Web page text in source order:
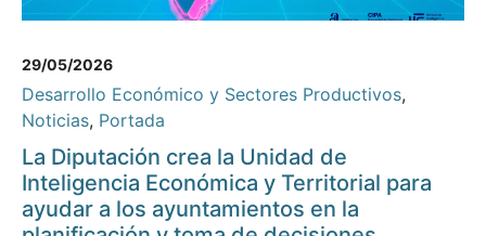
29/05/2026
Desarrollo Económico y Sectores Productivos,
Noticias, Portada
La Diputación crea la Unidad de
Inteligencia Económica y Territorial para
ayudar a los ayuntamientos en la